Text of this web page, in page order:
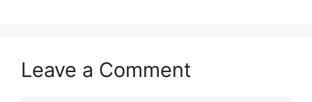
Leave a Comment